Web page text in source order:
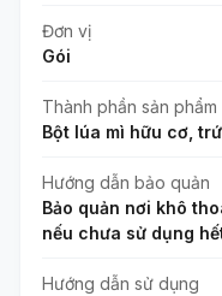
Đơn vị
Gói
Thành phần sản phẩm
Bột lúa mì hữu cơ,
Hướng dẫn bảo quản
Bảo quản nơi khô
nếu chưa sử dụng
Hướng dẫn sử dụng